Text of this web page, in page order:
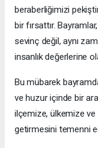
beraberliğimizi
bir fırsattır.
sevinç değil, aynı
insanlık değerlerine
Bu mübarek
ve huzur içinde bir
ilçemize, ülkemize ve
getirmesini temenni